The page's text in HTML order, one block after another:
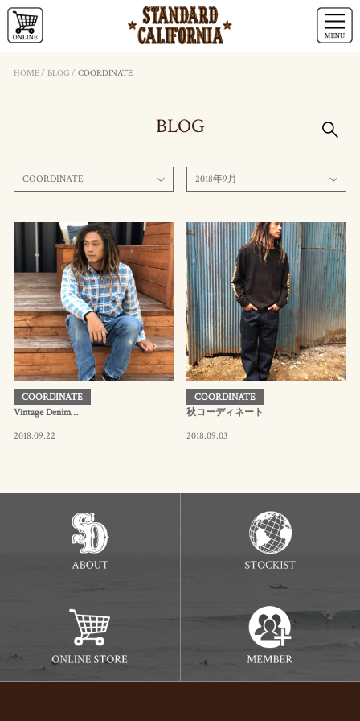
HOME/ BLOG / COORDINATE
BLOG
COORDINATE 2018年9月
COORDINATE
Vintage Denim…
2018.09.22
COORDINATE
秋コーディネート
2018.09.03